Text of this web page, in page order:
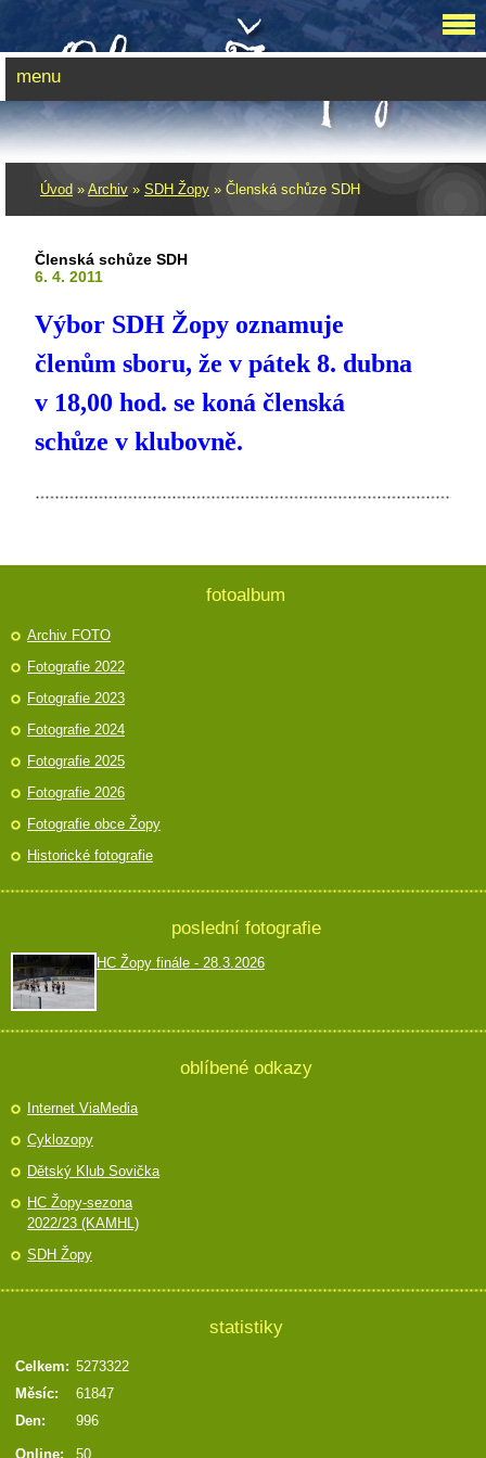
Úvod » Archiv » SDH Žopy » Členská schůze SDH
Členská schůze SDH
6. 4. 2011
Výbor SDH Žopy oznamuje
členům sboru, že v pátek 8. dubna
v 18,00 hod. se koná členská
schůze v klubovně.
menu
fotoalbum
Archiv FOTO
Fotografie 2022
Fotografie 2023
Fotografie 2024
Fotografie 2025
Fotografie 2026
Fotografie obce Žopy
Historické fotografie
poslední fotografie
HC Žopy finále - 28.3.2026
oblíbené odkazy
Internet ViaMedia
Cyklozopy
Dětský Klub Sovička
HC Žopy-sezona
2022/23 (KAMHL)
SDH Žopy
statistiky
Online: 50
Celkem: 5273322
Měsíc:
61847
Den:
996